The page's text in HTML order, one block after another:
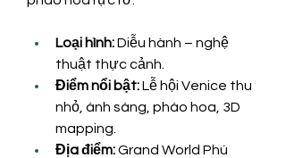
Loại hình: Diễu hành – nghệ
thuật thực cảnh.
Điểm nổi bật: Lễ hội Venice thu
nhỏ, ánh sáng, pháo hoa, 3D
mapping.
Địa điểm: Grand World Phú